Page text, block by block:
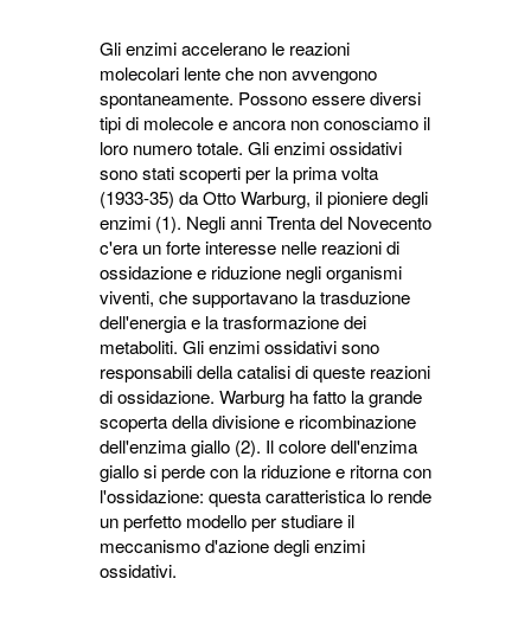
Gli enzimi accelerano le reazioni
molecolari lente che non avvengono
spontaneamente. Possono essere diversi
tipi di molecole e ancora non conosciamo il
loro numero totale. Gli enzimi ossidativi
sono stati scoperti per la prima volta
(1933-35) da Otto Warburg, il pioniere degli
enzimi (1). Negli anni Trenta del Novecento
c'era un forte interesse nelle reazioni di
ossidazione e riduzione negli organismi
viventi, che supportavano la trasduzione
dell'energia e la trasformazione dei
metaboliti. Gli enzimi ossidativi sono
responsabili della catalisi di queste reazioni
di ossidazione. Warburg ha fatto la grande
scoperta della divisione e ricombinazione
dell'enzima giallo (2). Il colore dell'enzima
giallo si perde con la riduzione e ritorna con
l'ossidazione: questa caratteristica lo rende
un perfetto modello per studiare il
meccanismo d'azione degli enzimi
ossidativi.